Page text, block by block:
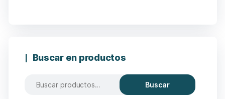
Buscar en productos
Buscar